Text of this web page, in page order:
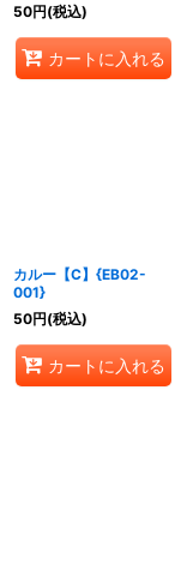
50円(税込)
カートに入れる
カルー【C】{EB02-
001}
50円(税込)
カートに入れる